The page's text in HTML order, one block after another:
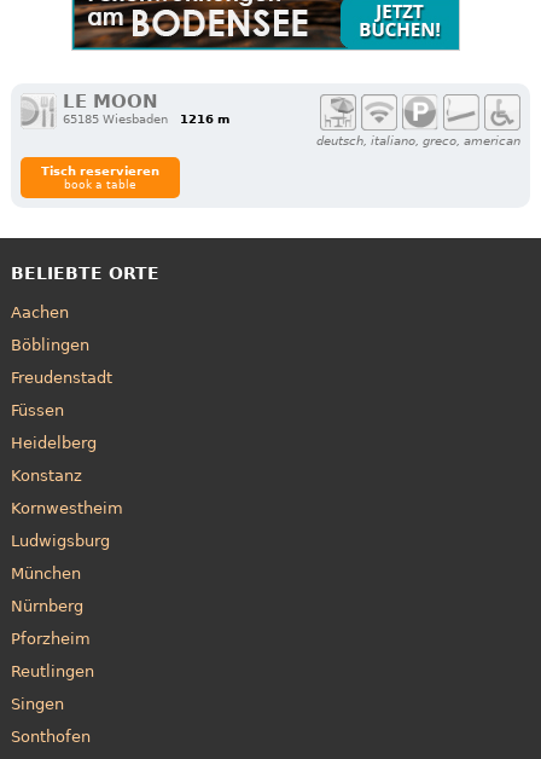
LE MOON
65185 Wiesbaden
1216 m
deutsch, italiano, greco, american
Tisch reservieren
book a table
BELIEBTE ORTE
Aachen
Böblingen
Freudenstadt
Füssen
Heidelberg
Konstanz
Kornwestheim
Ludwigsburg
München
Nürnberg
Pforzheim
Reutlingen
Singen
Sonthofen